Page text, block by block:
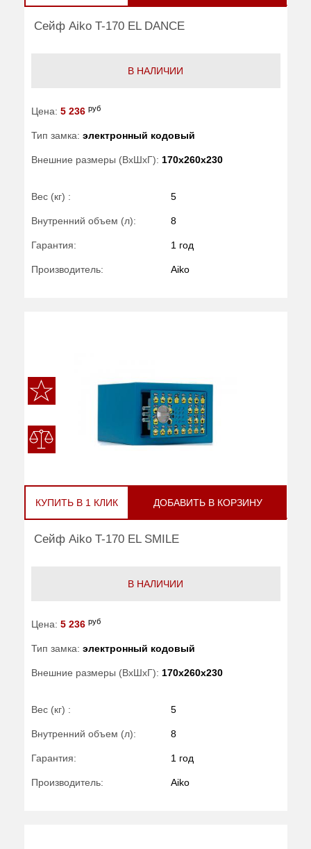
Сейф Aiko T-170 EL DANCE
В НАЛИЧИИ
Цена: 5 236 руб
Тип замка: электронный кодовый
Внешние размеры (ВхШхГ): 170x260x230
Вес (кг) : 5
Внутренний объем (л): 8
Гарантия: 1 год
Производитель: Aiko
КУПИТЬ В 1 КЛИК ДОБАВИТЬ В КОРЗИНУ
Сейф Aiko T-170 EL SMILE
В НАЛИЧИИ
Цена: 5 236 руб
Тип замка: электронный кодовый
Внешние размеры (ВхШхГ): 170x260x230
Вес (кг) : 5
Внутренний объем (л): 8
Гарантия: 1 год
Производитель: Aiko